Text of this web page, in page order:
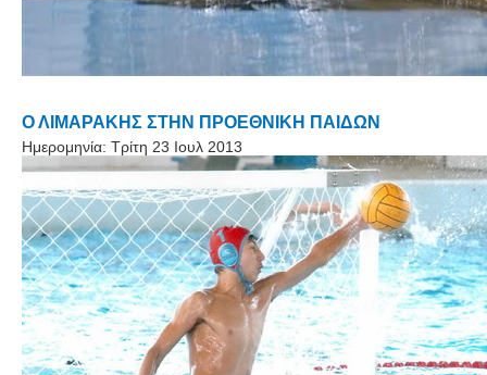
Ο ΛΙΜΑΡΑΚΗΣ ΣΤΗΝ ΠΡΟΕΘΝΙΚΗ ΠΑΙΔΩΝ
Ημερομηνία: Τρίτη 23 Ιουλ 2013